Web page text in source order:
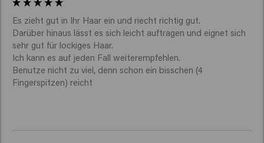
Es zieht gut in Ihr Haar ein und riecht richtig gut.
Darüber hinaus lässt es sich leicht auftragen und eignet sich
sehr gut für lockiges Haar.
Ich kann es auf jeden Fall weiterempfehlen.
Benutze nicht zu viel, denn schon ein bisschen (4
Fingerspitzen) reicht